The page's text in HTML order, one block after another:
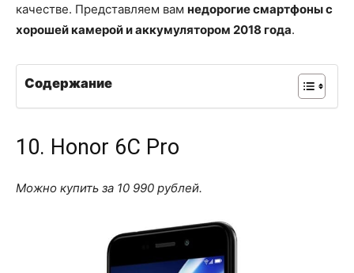
качестве. Представляем вам недорогие смартфоны с
хорошей камерой и аккумулятором 2018 года.
Содержание
10. Honor 6C Pro
Можно купить за 10 990 рублей.